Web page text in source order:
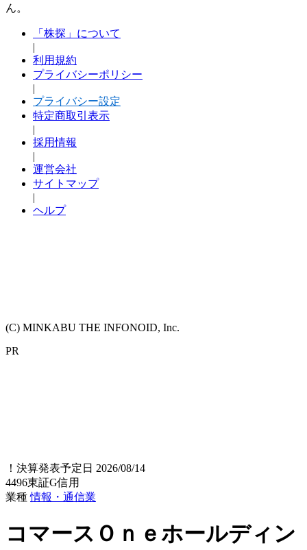
ん。
「株探」について
|
利用規約
プライバシーポリシー
|
プライバシー設定
特定商取引表示
|
採用情報
|
運営会社
サイトマップ
|
ヘルプ
(C) MINKABU THE INFONOID, Inc.
PR
！ 決算発表予定日 2026/08/14
4496東証G信用
業種情報・通信業
コマースＯｎｅホールディン